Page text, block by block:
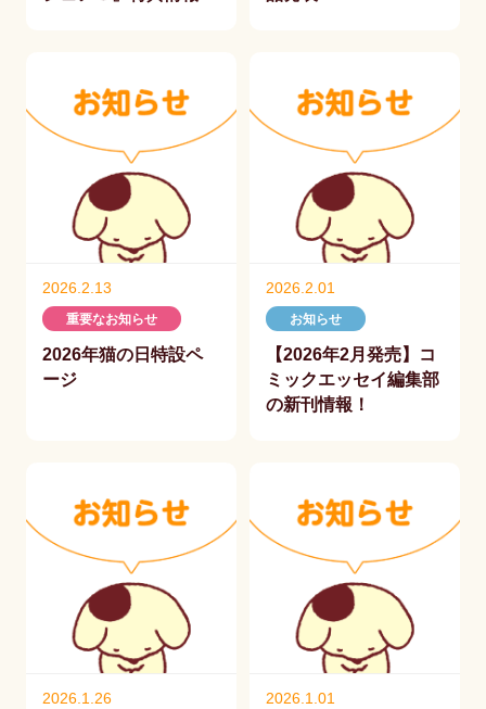
2026.2.13
重要なお知らせ
2026年猫の日特設ペ
ージ
2026.2.01
お知らせ
【2026年2月発売】コ
ミックエッセイ編集部
の新刊情報！
2026.1.26 2026.1.01